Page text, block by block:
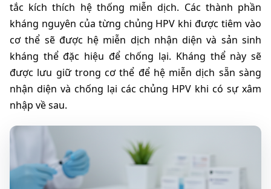
tắc kích thích hệ thống miễn dịch. Các thành phần
kháng nguyên của từng chủng HPV khi được tiêm vào
cơ thể sẽ được hệ miễn dịch nhận diện và sản sinh
kháng thể đặc hiệu để chống lại. Kháng thể này sẽ
được lưu giữ trong cơ thể để hệ miễn dịch sẵn sàng
nhận diện và chống lại các chủng HPV khi có sự xâm
nhập về sau.